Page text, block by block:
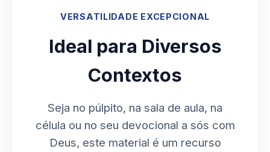
VERSATILIDADE EXCEPCIONAL
Ideal para Diversos
Contextos
Seja no púlpito, na sala de aula, na
célula ou no seu devocional a sós com
Deus, este material é um recurso